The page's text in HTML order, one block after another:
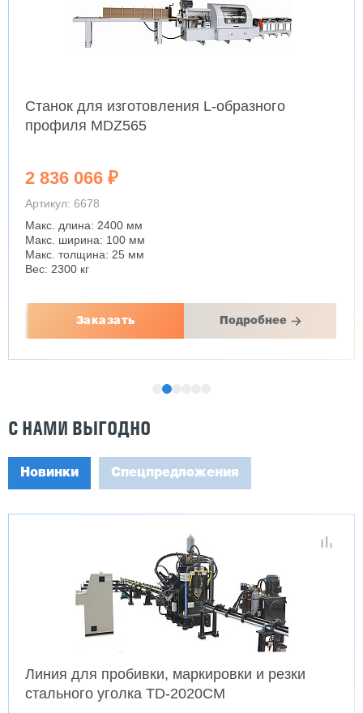
Станок для изготовления L-образного
профиля MDZ565
2 836 066 ₽
Артикул: 6678
Макс. длина: 2400 мм
Макс. ширина: 100 мм
Макс. толщина: 25 мм
Вес: 2300 кг
Заказать Подробнее
С НАМИ ВЫГОДНО
Новинки Спецпредложения
Линия для пробивки, маркировки и резки
стального уголка TD-2020CM